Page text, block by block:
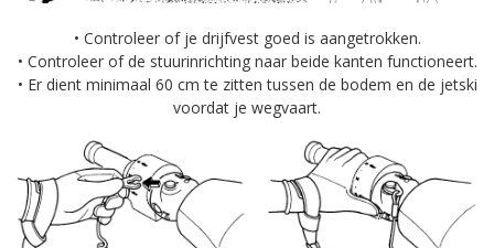
• Controleer of je drijfvest goed is aangetrokken.
• Controleer of de stuurinrichting naar beide kanten functioneert.
• Er dient minimaal 60 cm te zitten tussen de bodem en de jetski
voordat je wegvaart.